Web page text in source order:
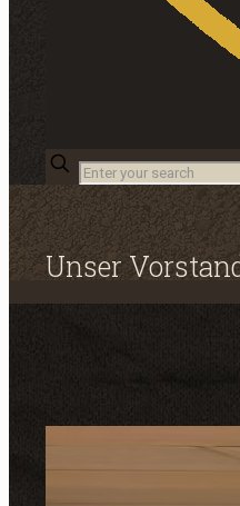
Enter
your
search
Unser